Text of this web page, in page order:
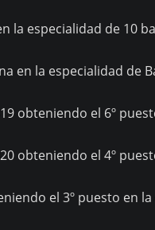
la especialidad de 10
en la especialidad de
obteniendo el 6º
obteniendo el 4º
el 3º puesto en